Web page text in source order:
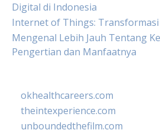
Digital di Indonesia
Internet of Things:
Mengenal Lebih Jauh Tentang
Pengertian dan Manfaatnya
okhealthcareers.com
theintexperience.com
unboundedthefilm.com